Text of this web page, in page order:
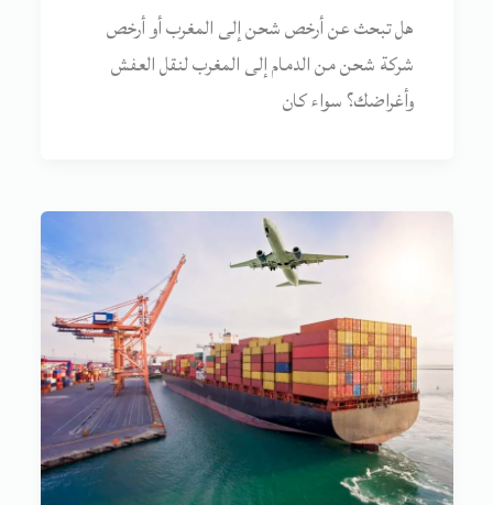
هل تبحث عن أرخص شحن إلى المغرب أو أرخص
شركة شحن من الدمام إلى المغرب لنقل العفش
وأغراضك؟ سواء كان